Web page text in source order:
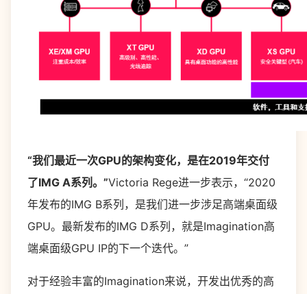
“我们最近一次GPU的架构变化，是在2019年交付
了IMG A系列。”Victoria Rege进一步表示，“2020
年发布的IMG B系列，是我们进一步涉足高端桌面级
GPU。最新发布的IMG D系列，就是Imagination高
端桌面级GPU IP的下一个迭代。”
对于经验丰富的Imagination来说，开发出优秀的高